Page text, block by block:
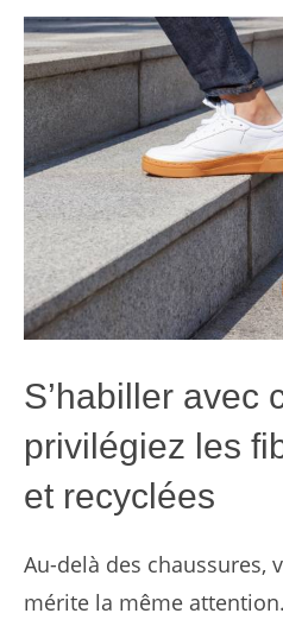
S’habiller avec
privilégiez les
et recyclées
Au-delà des chaussures,
mérite la même